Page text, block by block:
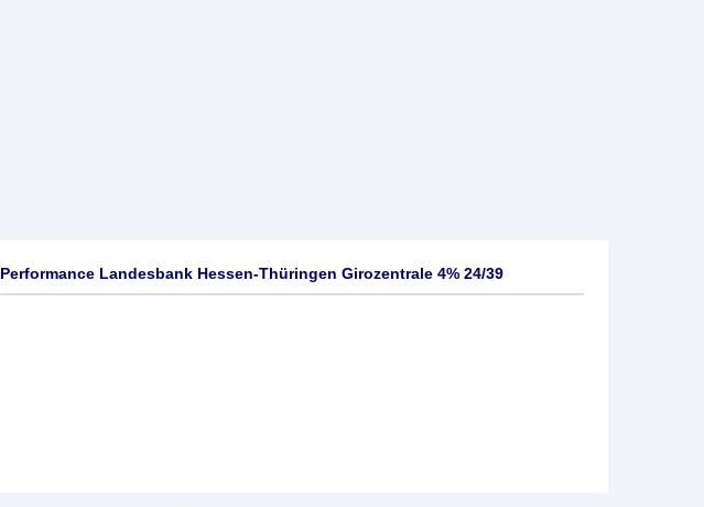
Performance Landesbank Hessen-Thüringen Girozentrale 4% 24/39